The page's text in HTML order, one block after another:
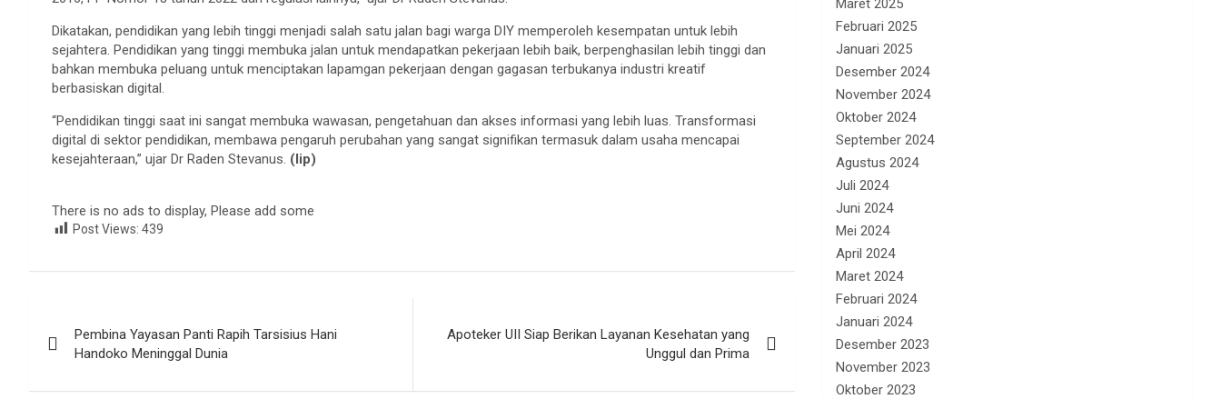
Dikatakan, pendidikan yang lebih tinggi menjadi salah satu jalan bagi warga DIY memperoleh kesempatan untuk lebih
sejahtera. Pendidikan yang tinggi membuka jalan untuk mendapatkan pekerjaan lebih baik, berpenghasilan lebih tinggi dan
bahkan membuka peluang untuk menciptakan lapamgan pekerjaan dengan gagasan terbukanya industri kreatif
berbasiskan digital.
“Pendidikan tinggi saat ini sangat membuka wawasan, pengetahuan dan akses informasi yang lebih luas. Transformasi
digital di sektor pendidikan, membawa pengaruh perubahan yang sangat signifikan termasuk dalam usaha mencapai
kesejahteraan,” ujar Dr Raden Stevanus. (lip)
There is no ads to display, Please add some
Post Views: 439
pos
Pembina Yayasan Panti Rapih Tarsisius Hani
Handoko Meninggal Dunia
Apoteker UII Siap Berikan Layanan Kesehatan yang
Unggul dan Prima
Maret 2025
Februari 2025
Januari 2025
Desember 2024
November 2024
Oktober 2024
September 2024
Agustus 2024
Juli 2024
Juni 2024
Mei 2024
April 2024
Maret 2024
Februari 2024
Januari 2024
Desember 2023
November 2023
Oktober 2023